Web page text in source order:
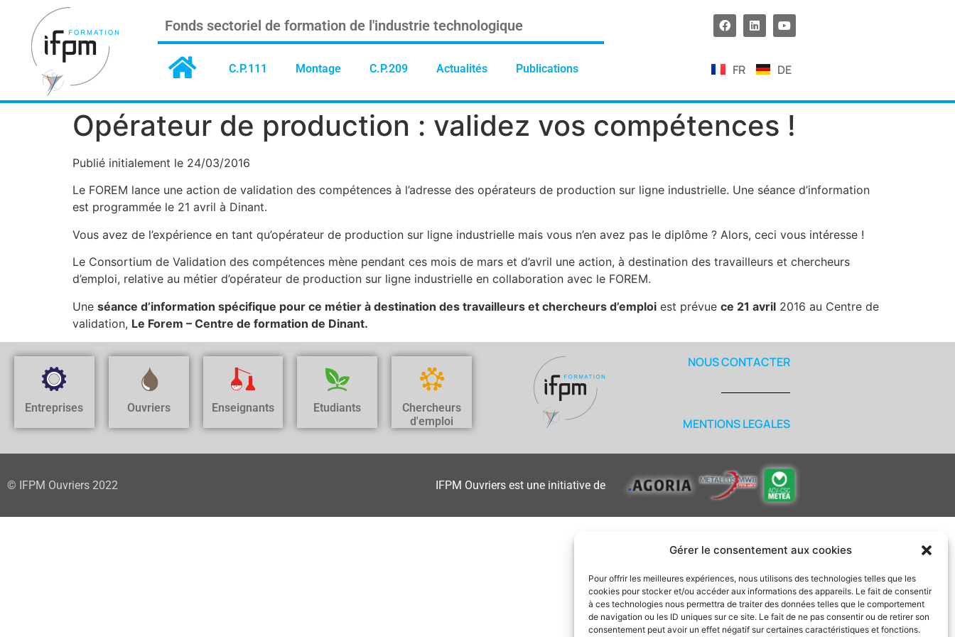
Gérer le consentement aux cookies
Pour offrir les meilleures expériences, nous utilisons des technologies telles que les
cookies pour stocker et/ou accéder aux informations des appareils. Le fait de consentir
à ces technologies nous permettra de traiter des données telles que le comportement
de navigation ou les ID uniques sur ce site. Le fait de ne pas consentir ou de retirer son
consentement peut avoir un effet négatif sur certaines caractéristiques et fonctions.
Fonds sectoriel de formation de l'industrie technologique
C.P.111 Montage C.P.209 Actualités Publications FR DE
Opérateur de production : validez vos compétences !
Publié initialement le 24/03/2016
Le FOREM lance une action de validation des compétences à l’adresse des opérateurs de production sur ligne industrielle. Une séance d’information
est programmée le 21 avril à Dinant.
Vous avez de l’expérience en tant qu’opérateur de production sur ligne industrielle mais vous n’en avez pas le diplôme ? Alors, ceci vous intéresse !
Le Consortium de Validation des compétences mène pendant ces mois de mars et d’avril une action, à destination des travailleurs et chercheurs
d’emploi, relative au métier d’opérateur de production sur ligne industrielle en collaboration avec le FOREM.
Une séance d’information spécifique pour ce métier à destination des travailleurs et chercheurs d’emploi est prévue ce 21 avril 2016 au Centre de
validation, Le Forem – Centre de formation de Dinant.
Entreprises Ouvriers Enseignants Etudiants
Chercheurs
d'emploi
NOUS CONTACTER
MENTIONS LEGALES
© IFPM Ouvriers 2022 IFPM Ouvriers est une initiative de